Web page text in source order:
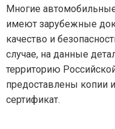
Многие
имеют зарубежные
качество и
случае, на данные
территорию
предоставлены копии
сертификат.